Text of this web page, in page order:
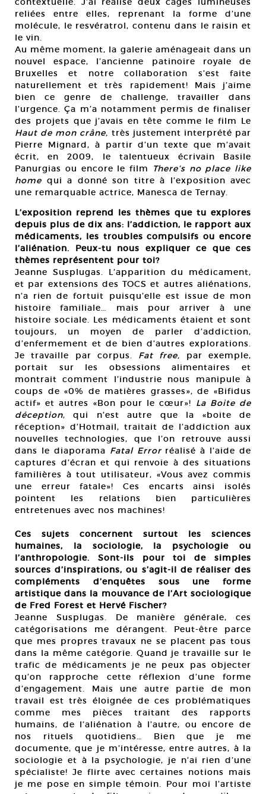
reliées entre elles, reprenant la forme d’une
molécule, le resvératrol, contenu dans le raisin et
le vin.
Au même moment, la galerie aménageait dans un
nouvel espace, l’ancienne patinoire royale de
Bruxelles et notre collaboration s’est faite
naturellement et très rapidement! Mais j’aime
bien ce genre de challenge, travailler dans
l’urgence. Ça m’a notamment permis de finaliser
des projets que j’avais en tête comme le film Le
Haut de mon crâne, très justement interprété par
Pierre Mignard, à partir d’un texte que m’avait
écrit, en 2009, le talentueux écrivain Basile
Panurgias ou encore le film
There’s no place like
home qui a donné son titre à l’exposition avec
une remarquable actrice, Manesca de Ternay.
L’exposition reprend les thèmes que tu explores
depuis plus de dix ans: l’addiction, le rapport aux
médicaments, les troubles compulsifs ou encore
l’aliénation. Peux-tu nous expliquer ce que ces
thèmes représentent pour toi?
Jeanne Susplugas. L’apparition du médicament,
et par extensions des TOCS et autres aliénations,
n’a rien de fortuit puisqu’elle est issue de mon
histoire familiale… mais pour arriver à une
histoire sociale. Les médicaments étaient et sont
toujours, un moyen de parler d’addiction,
d’enfermement et de bien d’autres explorations.
Je travaille par corpus. Fat free, par exemple,
portait sur les obsessions alimentaires et
montrait comment l’industrie nous manipule à
coups de «0% de matières grasses», de «Bifidus
actif» et autres «Bon pour le cœur»! La Boite de
déception, qui n’est autre que la «boite de
réception» d’Hotmail, traitait de l’addiction aux
nouvelles technologies, que l’on retrouve aussi
dans le diaporama Fatal Errorréalisé à l’aide de
captures d’écran et qui renvoie à des situations
familières à tout utilisateur, «Vous avez commis
une erreur fatale»! Ces encarts ainsi isolés
pointent les relations bien particulières
entretenues avec nos machines!
Ces sujets concernent surtout les sciences
humaines, la sociologie, la psychologie ou
l’anthropologie. Sont-ils pour toi de simples
sources d’inspirations, ou s’agit-il de réaliser des
compléments d’enquêtes sous une forme
artistique dans la mouvance de l’Art sociologique
de Fred Forest et Hervé Fischer?
Jeanne Susplugas. De manière générale, ces
catégorisations me dérangent. Peut-être parce
que mes propres travaux ne se placent pas tous
dans la même catégorie. Quand je travaille sur le
trafic de médicaments je ne peux pas objecter
qu’on rapproche cette réflexion d’une forme
d’engagement. Mais une autre partie de mon
travail est très éloignée de ces problématiques
comme mes pièces traitant des rapports
humains, de l’aliénation à l’autre, ou encore de
nos rituels quotidiens… Bien que je me
documente, que je m’intéresse, entre autres, à la
sociologie et à la psychologie, je n’ai rien d’une
spécialiste! Je flirte avec certaines notions mais
je me pose en simple témoin. Pour moi l’artiste